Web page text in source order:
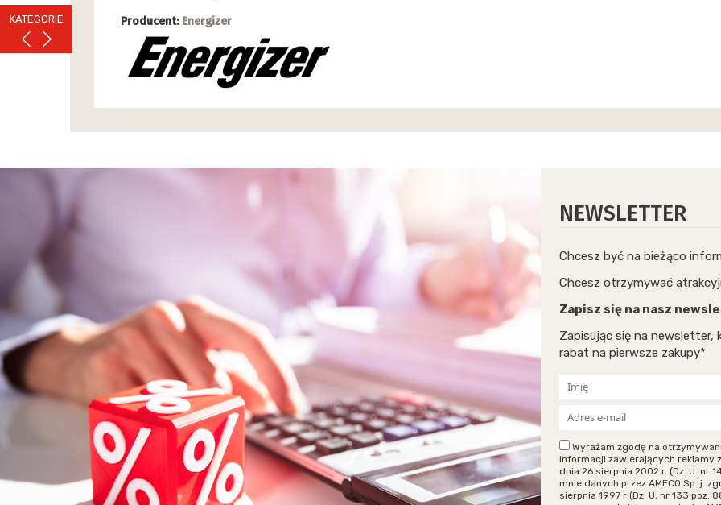
KATEGORIE Producent: Energizer
NEWSLETTER
Chcesz być na bieżąco
Chcesz otrzymywać
Zapisz się na nasz
Zapisując się na
rabat na pierwsze zakupy*
Wyrażam zgodę na
informacji zawierających reklamy
dnia 26 sierpnia 2002 r. (Dz. U. nr
mnie danych przez AMECO Sp. j.
sierpnia 1997 r (Dz. U. nr 133 poz.